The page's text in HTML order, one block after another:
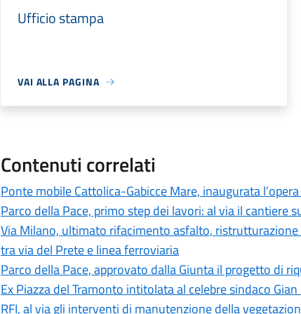
Ufficio stampa
VAI ALLA PAGINA
Contenuti correlati
Ponte mobile Cattolica-Gabicce Mare, inaugurata
Parco della Pace, primo step dei lavori: al via il cantiere
Via Milano, ultimato rifacimento asfalto,
tra via del Prete e linea ferroviaria
Parco della Pace, approvato dalla Giunta il progetto di
Ex Piazza del Tramonto intitolata al celebre sindaco
RFI, al via gli interventi di manutenzione della